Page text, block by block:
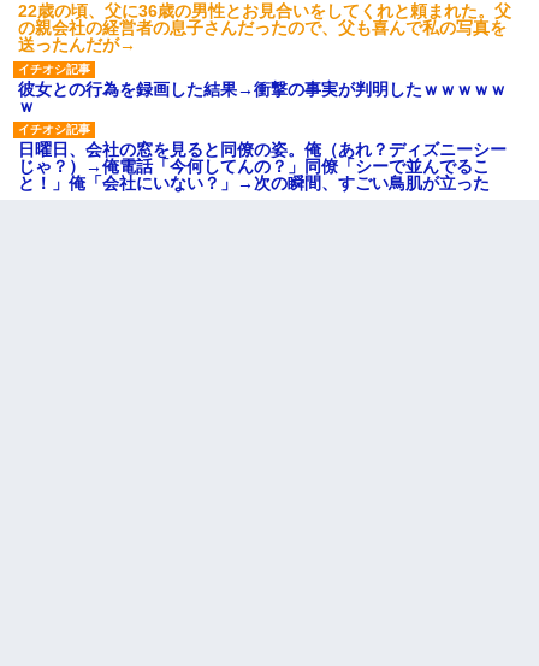
22歳の頃、父に36歳の男性とお見合いをしてくれと頼まれた。父
の親会社の経営者の息子さんだったので、父も喜んで私の写真を
送ったんだが→
彼女との行為を録画した結果→衝撃の事実が判明したｗｗｗｗｗ
ｗ
日曜日、会社の窓を見ると同僚の姿。俺（あれ？ディズニーシー
じゃ？）→俺電話「今何してんの？」同僚「シーで並んでるこ
と！」俺「会社にいない？」→次の瞬間、すごい鳥肌が立った